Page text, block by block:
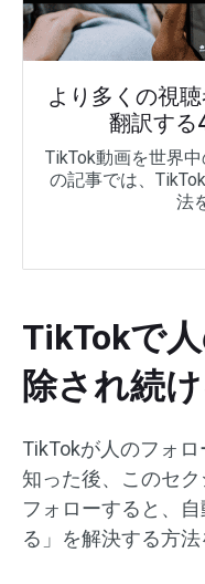
より多くの視
翻訳する
TikTok動画を世界
の記事では、
法
TikTokで
除され続
TikTokが人のフォ
知った後、このセ
フォローすると、
る」を解決する方法